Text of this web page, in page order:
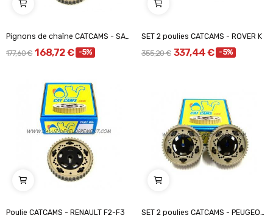
Pignons de chaîne CATCAMS - SAAB 8v H-series /...
177,60 € 168,72 € -5%
SET 2 poulies CATCAMS - ROVER K
355,20 € 337,44 € -5%
Poulie CATCAMS - RENAULT F2-F3 SET 2 poulies CATCAMS - PEUGEOT CITROEN SAXO /...